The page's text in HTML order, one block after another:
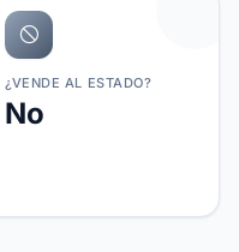
¿VENDE AL ESTADO?
No